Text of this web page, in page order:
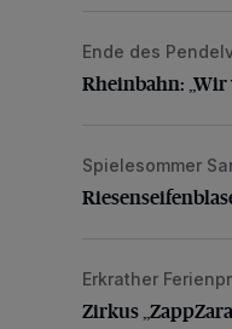
Rheinbahn: „Wir
Ende des
Rheinbahn:
Spielesommer
Zirkus
Erkrather
Zirkus